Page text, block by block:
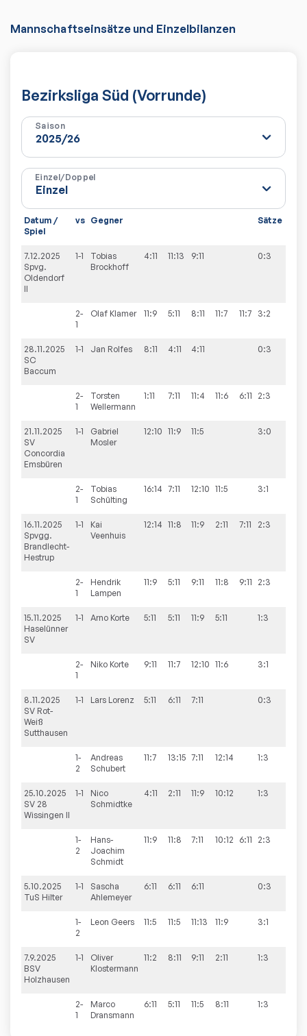
Mannschaftseinsätze und Einzelbilanzen
Bezirksliga Süd (Vorrunde)
Saison
Einzel/Doppel
Datum /
Spiel
vs Gegner Sätze
7.12.2025
Spvg.
Oldendorf
II
1-1
Tobias
Brockhoff
4:11 11:13 9:11 0:3
2-
1
Olaf Klamer 11:9 5:11 8:11 11:7 11:7 3:2
28.11.2025
SC
Baccum
1-1 Jan Rolfes 8:11 4:11 4:11 0:3
2-
1
Torsten
Wellermann
1:11 7:11 11:4 11:6 6:11 2:3
21.11.2025
SV
Concordia
Emsbüren
1-1
Gabriel
Mosler
12:10 11:9 11:5 3:0
2-
1
Tobias
Schülting
16:14 7:11 12:10 11:5 3:1
16.11.2025
Spvgg.
Brandlecht-
Hestrup
1-1
Kai
Veenhuis
12:14 11:8 11:9 2:11 7:11 2:3
2-
1
Hendrik
Lampen
11:9 5:11 9:11 11:8 9:11 2:3
15.11.2025
Haselünner
SV
1-1 Arno Korte 5:11 5:11 11:9 5:11 1:3
2-
1
Niko Korte 9:11 11:7 12:10 11:6 3:1
8.11.2025
SV Rot-
Weiß
Sutthausen
1-1 Lars Lorenz 5:11 6:11 7:11 0:3
1-
2
Andreas
Schubert
11:7 13:15 7:11 12:14 1:3
25.10.2025
SV 28
Wissingen II
1-1
Nico
Schmidtke
4:11 2:11 11:9 10:12 1:3
1-
2
Hans-
Joachim
Schmidt
11:9 11:8 7:11 10:12 6:11 2:3
5.10.2025
TuS Hilter
1-1
Sascha
Ahlemeyer
6:11 6:11 6:11 0:3
1-
2
Leon Geers 11:5 11:5 11:13 11:9 3:1
7.9.2025
BSV
Holzhausen
1-1
Oliver
Klostermann
11:2 8:11 9:11 2:11 1:3
2-
1
Marco
Dransmann
6:11 5:11 11:5 8:11 1:3